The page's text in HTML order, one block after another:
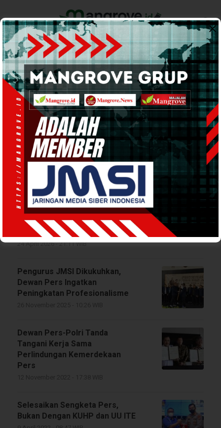
Home Pemerintahan Ekonomi & Bisnis Info Tanah Papua
Support by
Dewan Pers
Dewan Pers dan Kemenkum
Perkuat Sinergi: Karya
Jurnalistik Adalah Karya
Intelektual
24 April 2026 - 21:11 WIB
Pengurus JMSI Dikukuhkan,
Dewan Pers Ingatkan
Peningkatan Profesionalisme
Dewan Pers-Polri Tanda
Tangani Kerja Sama
Perlindungan Kemerdekaan
Pers
Selesaikan Sengketa Pers,
Bukan Dengan KUHP dan UU ITE